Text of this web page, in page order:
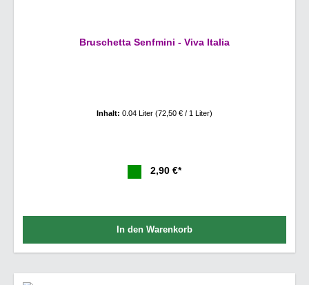
Bruschetta Senfmini - Viva Italia
Inhalt: 0.04 Liter (72,50 € / 1 Liter)
2,90 €*
In den Warenkorb